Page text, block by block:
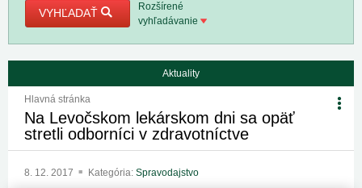
VYHĽADAŤ
Rozšírené
vyhľadávanie
Aktuality
Hlavná stránka
Na Levočskom lekárskom dni sa opäť
stretli odborníci v zdravotníctve
8. 12. 2017 Kategória: Spravodajstvo